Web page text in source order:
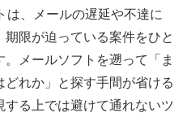
は、メールの遅延や不達に
限が迫っている案件をひと
メールソフトを遡って「ま
れか」と探す手間が省ける
る上では避けて通れないツ